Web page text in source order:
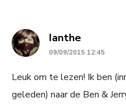
Ianthesays:
09/09/2015 12:45
Leuk om te lezen! Ik ben
geleden) naar de Ben &